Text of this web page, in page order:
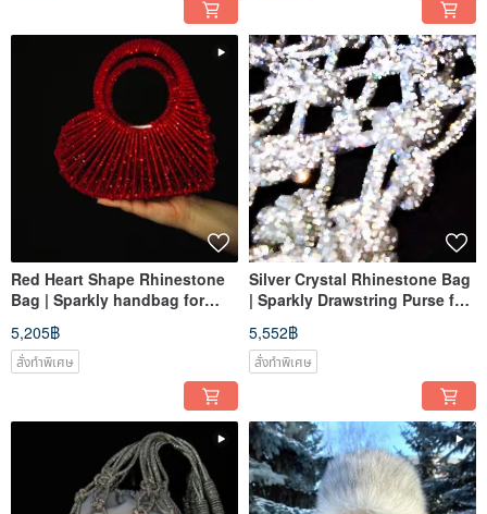
Red Heart Shape Rhinestone
Bag | Sparkly handbag for
party or daily use.
5,205฿
สั่งทำพิเศษ
Silver Crystal Rhinestone Bag
| Sparkly Drawstring Purse for
Party or Daily Use.
5,552฿
สั่งทำพิเศษ